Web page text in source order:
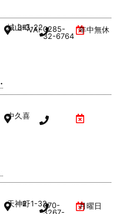
城山町
3-3-22
VAL1階0285-
32-6764
年中無休
中久喜
天神町2-1-32070-
月曜日